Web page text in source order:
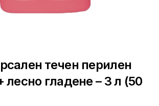
течен перилен
лесно гладене – 3 л (50